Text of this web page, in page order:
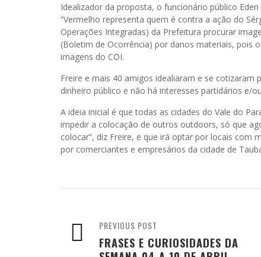
Idealizador da proposta, o funcionário público
“Vermelho representa quem é contra a ação do
Operações Integradas) da Prefeitura procurar
(Boletim de Ocorrência) por danos materiais, pois
imagens do COI.
Freire e mais 40 amigos idealiaram e se
dinheiro público e não há interesses partidários e/
A ideia inicial é que todas as cidades do Vale do
impedir a colocação de outros outdoors, só que
colocar”, diz Freire, e que irá optar por locais com
por comerciantes e empresários da cidade de
PREVIOUS POST
FRASES E CURIOSIDADES DA